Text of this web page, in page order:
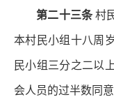
第二十三条村
本村民小组十八周
民小组三分之二以
会人员的过半数同意